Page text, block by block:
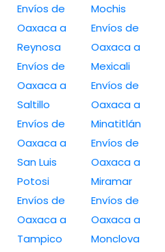
Envíos de
Oaxaca a
Reynosa
Envíos de
Oaxaca a
Saltillo
Envíos de
Oaxaca a
San Luis
Potosi
Envíos de
Oaxaca a
Tampico
Mochis
Envíos de
Oaxaca a
Mexicali
Envíos de
Oaxaca a
Minatitlán
Envíos de
Oaxaca a
Miramar
Envíos de
Oaxaca a
Monclova